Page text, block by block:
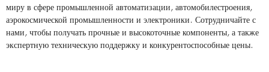
миру в сфере промышленной автоматизации, автомобилестроения,
аэрокосмической промышленности и электроники. Сотрудничайте с
нами, чтобы получать прочные и высокоточные компоненты, а также
экспертную техническую поддержку и конкурентоспособные цены.